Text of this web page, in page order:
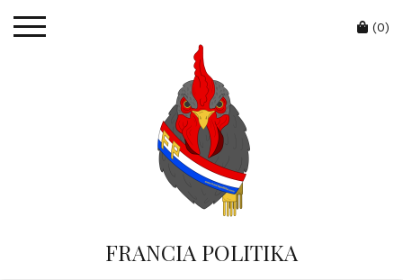
FRANCIA POLITIKA
Cart
(0)